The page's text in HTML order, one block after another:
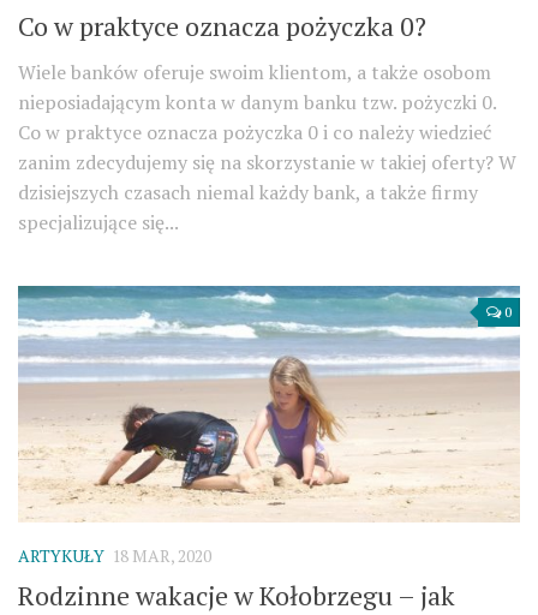
Co w praktyce oznacza pożyczka 0?
Wiele banków oferuje swoim klientom, a także osobom
nieposiadającym konta w danym banku tzw. pożyczki 0.
Co w praktyce oznacza pożyczka 0 i co należy wiedzieć
zanim zdecydujemy się na skorzystanie w takiej oferty? W
dzisiejszych czasach niemal każdy bank, a także firmy
specjalizujące się...
0
ARTYKUŁY 18 MAR, 2020
Rodzinne wakacje w Kołobrzegu – jak